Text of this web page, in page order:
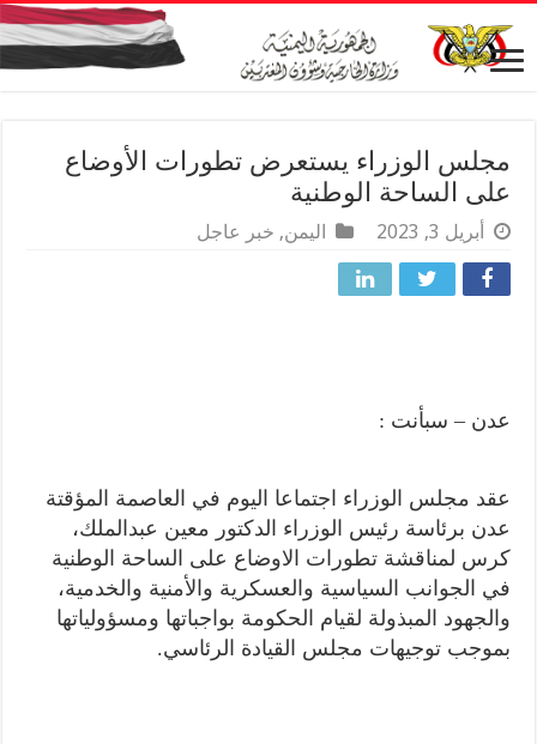
مجلس الوزراء يستعرض تطورات الأوضاع
على الساحة الوطنية
أبريل 3, 2023 اليمن, خبر عاجل
عدن – سبأنت :
عقد مجلس الوزراء اجتماعا اليوم في العاصمة المؤقتة
عدن برئاسة رئيس الوزراء الدكتور معين عبدالملك،
كرس لمناقشة تطورات الاوضاع على الساحة الوطنية
في الجوانب السياسية والعسكرية والأمنية والخدمية،
والجهود المبذولة لقيام الحكومة بواجباتها ومسؤولياتها
بموجب توجيهات مجلس القيادة الرئاسي.